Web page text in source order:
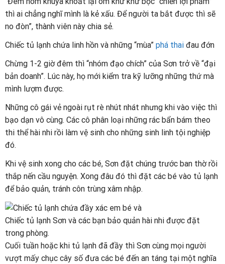
thì ai chẳng nghĩ mình là kẻ xấu. Để người ta bắt được thì sẽ
no đòn”, thành viên này chia sẻ.
Chiếc tủ lạnh chứa linh hồn và những “mùa” phá thai đau đớn
Chừng 1-2 giờ đêm thì “nhóm đạo chích” của Sơn trở về “đại
bản doanh”. Lúc này, họ mới kiểm tra kỹ lưỡng những thứ mà
mình lượm được.
Những cô gái vẻ ngoài rụt rè nhút nhát nhưng khi vào việc thì
bạo dạn vô cùng. Các cô phân loại những rác bẩn bám theo
thi thể hài nhi rồi làm vệ sinh cho những sinh linh tội nghiệp
đó.
Khi vệ sinh xong cho các bé, Sơn đặt chúng trước ban thờ rồi
thắp nến cầu nguyện. Xong đâu đó thì đặt các bé vào tủ lạnh
để bảo quản, tránh côn trùng xâm nhập.
Chiếc tủ lạnh Sơn và các bạn bảo quản hài nhi được đặt
trong phòng.
Cuối tuần hoặc khi tủ lạnh đã đầy thì Sơn cùng mọi người
vượt mấy chục cây số đưa các bé đến an táng tại một nghĩa